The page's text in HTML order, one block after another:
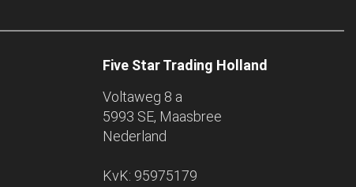
Five Star Trading Holland
Voltaweg 8 a
5993 SE, Maasbree
Nederland
KvK: 95975179